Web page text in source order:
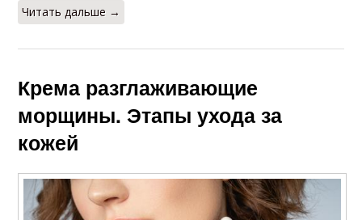
Читать дальше →
Крема разглаживающие
морщины. Этапы ухода за
кожей